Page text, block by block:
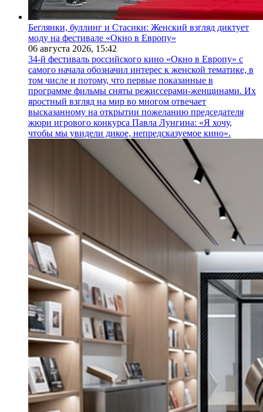
Беглянки, буллинг и Стасики: Женский взгляд диктует
моду на фестивале «Окно в Европу»
06 августа 2026, 15:42
34-й фестиваль российского кино «Окно в Европу» с
самого начала обозначил интерес к женской тематике, в
том числе и потому, что первые показанные в
программе фильмы сняты режиссерами-женщинами. Их
яростный взгляд на мир во многом отвечает
высказанному на открытии пожеланию председателя
жюри игрового конкурса Павла Лунгина: «Я хочу,
чтобы мы увидели дикое, непредсказуемое кино».